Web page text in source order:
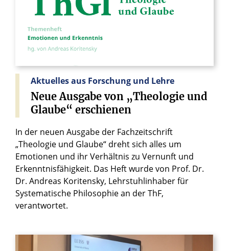
Aktuelles aus Forschung und Lehre
Neue Ausgabe von „Theologie und
Glaube“ erschienen
In der neuen Ausgabe der Fachzeitschrift
„Theologie und Glaube“ dreht sich alles um
Emotionen und ihr Verhältnis zu Vernunft und
Erkenntnisfähigkeit. Das Heft wurde von Prof. Dr.
Dr. Andreas Koritensky, Lehrstuhlinhaber für
Systematische Philosophie an der ThF,
verantwortet.